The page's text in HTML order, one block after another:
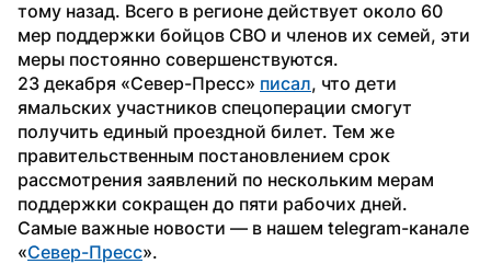
тому назад. Всего в регионе действует около 60
мер поддержки бойцов СВО и членов их семей, эти
меры постоянно совершенствуются.
23 декабря «Север-Пресс» писал, что дети
ямальских участников спецоперации смогут
получить единый проездной билет. Тем же
правительственным постановлением срок
рассмотрения заявлений по нескольким мерам
поддержки сокращен до пяти рабочих дней.
Самые важные новости — в нашем telegram-канале
«Север-Пресс».